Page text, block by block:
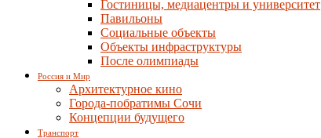
Гостиницы, медиацентры и университет
Павильоны
Социальные объекты
Объекты инфраструктуры
После олимпиады
Россия и Мир
Архитектурное кино
Города-побратимы Сочи
Концепции будущего
Транспорт